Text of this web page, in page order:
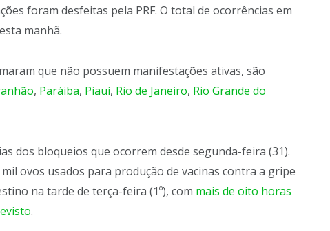
foram desfeitas pela PRF. O total de ocorrências em
manhã.
que não possuem manifestações ativas, são
, Paráiba, Piauí, Rio de Janeiro, Rio Grande do
dos bloqueios que ocorrem desde segunda-feira (31).
ovos usados para produção de vacinas contra a gripe
na tarde de terça-feira (1º), com mais de oito horas
.